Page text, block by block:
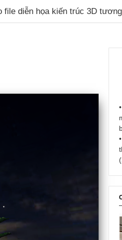
file diễn họa kiến trúc 3D
(